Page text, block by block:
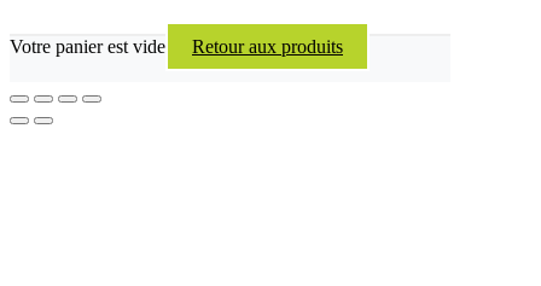
Votre panier est vide Retour aux produits